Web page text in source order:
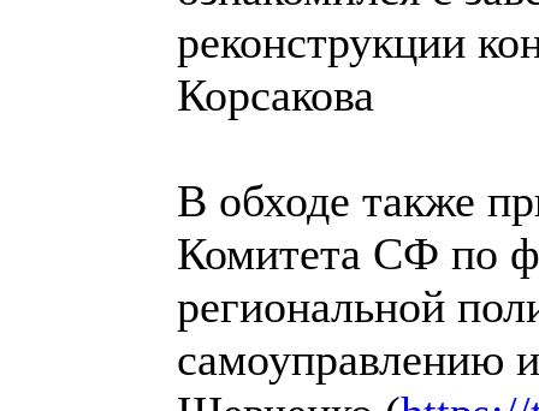
реконструкции
Корсакова
В обходе также
Комитета СФ по
региональной
самоуправлению